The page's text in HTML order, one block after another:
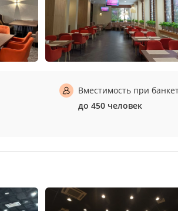
Вместимость при
до 450 человек